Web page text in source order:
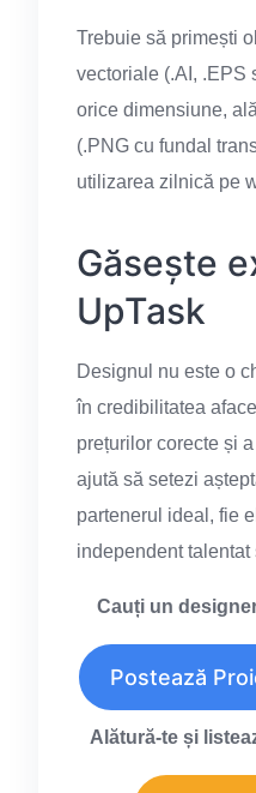
Trebuie să primești
vectoriale (.AI, .EPS
orice dimensiune,
(.PNG cu fundal
utilizarea zilnică pe
Găsește
UpTask
Designul nu este o
în credibilitatea
prețurilor corecte și
ajută să setezi
partenerul ideal, fie
independent
Cauți un
Postează
Alătură-te și